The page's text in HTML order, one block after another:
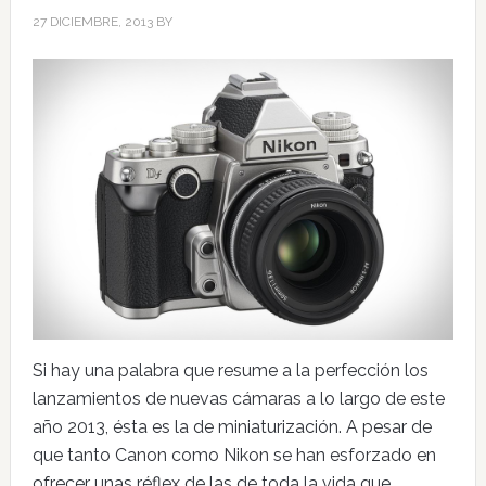
27 DICIEMBRE, 2013BY
Si hay una palabra que resume a la perfección los
lanzamientos de nuevas cámaras a lo largo de este
año 2013, ésta es la de miniaturización. A pesar de
que tanto Canon como Nikon se han esforzado en